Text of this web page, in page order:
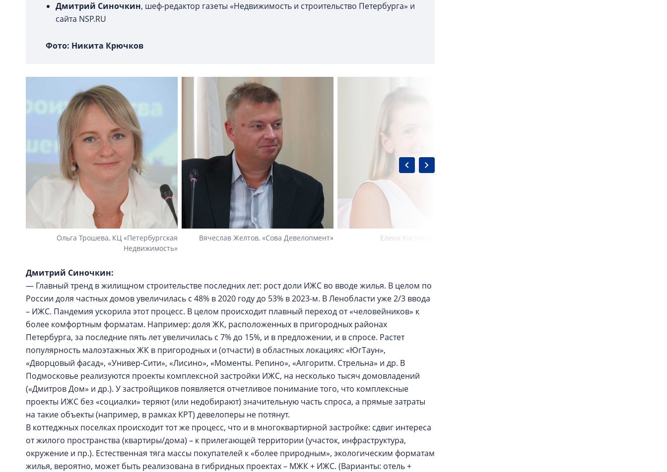
Дмитрий Синочкин, шеф-редактор газеты «Недвижимость и строительство Петербурга» и
сайта NSP.RU
Фото: Никита Крючков
Ольга Трошева, КЦ «Петербургская
Недвижимость»
Вячеслав Желтов, «Сова Девелопмент» Елена Костицына, «Охта Групп»
Дмитрий Синочкин:
— Главный тренд в жилищном строительстве последних лет: рост доли ИЖС во вводе жилья. В целом по
России доля частных домов увеличилась с 48% в 2020 году до 53% в 2023-м. В Ленобласти уже 2/3 ввода
– ИЖС. Пандемия ускорила этот процесс. В целом происходит плавный переход от «человейников» к
более комфортным форматам. Например: доля ЖК, расположенных в пригородных районах
Петербурга, за последние пять лет увеличилась с 7% до 15%, и в предложении, и в спросе. Растет
популярность малоэтажных ЖК в пригородных и (отчасти) в областных локациях: «ЮгТаун»,
«Дворцовый фасад», «Универ-Сити», «Лисино», «Моменты. Репино», «Алгоритм. Стрельна» и др. В
Подмосковье реализуются проекты комплексной застройки ИЖС, на несколько тысяч домовладений
(«Дмитров Дом» и др.). У застройщиков появляется отчетливое понимание того, что комплексные
проекты ИЖС без «социалки» теряют (или недобирают) значительную часть спроса, а прямые затраты
на такие объекты (например, в рамках КРТ) девелоперы не потянут.
В коттеджных поселках происходит тот же процесс, что и в многоквартирной застройке: сдвиг интереса
от жилого пространства (квартиры/дома) – к прилегающей территории (участок, инфраструктура,
окружение и пр.). Естественная тяга массы покупателей к «более природным», экологическим форматам
жилья, вероятно, может быть реализована в гибридных проектах – МЖК + ИЖС. (Варианты: отель +